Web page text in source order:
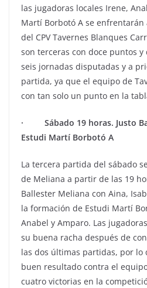
las jugadoras locales Irene,
Martí Borbotó A se enfrentarán
del CPV Tavernes Blanques
son terceras con doce puntos
seis jornadas disputadas y a
partida, ya que el equipo de
con tan solo un punto en la
· Sábado 19 horas. Justo
Estudi Martí Borbotó A
La tercera partida del sábado
de Meliana a partir de las 19
Ballester Meliana con Aina,
la formación de Estudi Martí
Anabel y Amparo. Las
su buena racha después de
las dos últimas partidas, por lo
buen resultado contra el
cuatro victorias en la